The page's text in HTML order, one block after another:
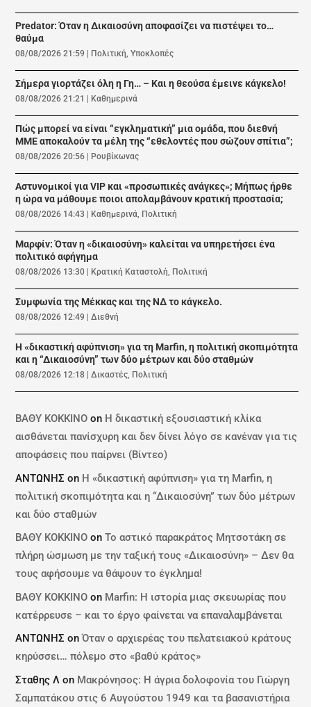
Predator: Όταν η Δικαιοσύνη αποφασίζει να πιστέψει το…
θαύμα
08/08/2026 21:59 Πολιτική,Υποκλοπές
Σήμερα γιορτάζει όλη η Γη… – Και η θεούσα έμεινε κάγκελο!
08/08/2026 21:21 Καθημερινά
Πώς μπορεί να είναι “εγκληματική” μια ομάδα, που διεθνή
ΜΜΕ αποκαλούν τα μέλη της “εθελοντές που σώζουν σπίτια”;
08/08/2026 20:56 Ρουβίκωνας
Αστυνομικοί για VIP και «προσωπικές ανάγκες»; Μήπως ήρθε
η ώρα να μάθουμε ποιοι απολαμβάνουν κρατική προστασία;
08/08/2026 14:43 Καθημερινά, Πολιτική
Μαρφίν: Όταν η «δικαιοσύνη» καλείται να υπηρετήσει ένα
πολιτικό αφήγημα
08/08/2026 13:30 Κρατική Καταστολή, Πολιτική
Συμφωνία της Μέκκας και της ΝΔ το κάγκελο.
08/08/2026 12:49 |Διεθνή
Η «δικαστική αφύπνιση» για τη Marfin, η πολιτική σκοπιμότητα
και η “Δικαιοσύνη” των δύο μέτρων και δύο σταθμών
08/08/2026 12:18 |Δικαστές, Πολιτική
ΒΑΘΥ ΚΟΚΚΙΝΟ on Η δικαστική εξουσιαστική κλίκα
αισθάνεται πανίσχυρη και δεν δίνει λόγο σε κανέναν για τις
αποφάσεις που παίρνει (Βίντεο)
ΑΝΤΩΝΗΣ on Η «δικαστική αφύπνιση» για τη Marfin, η
πολιτική σκοπιμότητα και η “Δικαιοσύνη” των δύο μέτρων
και δύο σταθμών
ΒΑΘΥ ΚΟΚΚΙΝΟ onΤο αστικό παρακράτος Μητσοτάκη σε
πλήρη ώσμωση με την ταξική τους «Δικαιοσύνη» – Δεν θα
τους αφήσουμε να θάψουν το έγκλημα!
ΒΑΘΥ ΚΟΚΚΙΝΟ on Marfin: Η ιστορία μιας σκευωρίας που
κατέρρευσε – και το έργο φαίνεται να επαναλαμβάνεται
ΑΝΤΩΝΗΣ onΌταν ο αρχιερέας του πελατειακού κράτους
κηρύσσει… πόλεμο στο «βαθύ κράτος»
Σταθης Λ on Μακρόνησος: Η άγρια δολοφονία του Γιώργη
Σαμπατάκου στις 6 Αυγούστου 1949 και τα βασανιστήρια